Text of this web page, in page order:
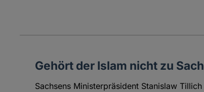
Gehört der Islam nicht zu
Sachsens Ministerpräsident Stanislaw